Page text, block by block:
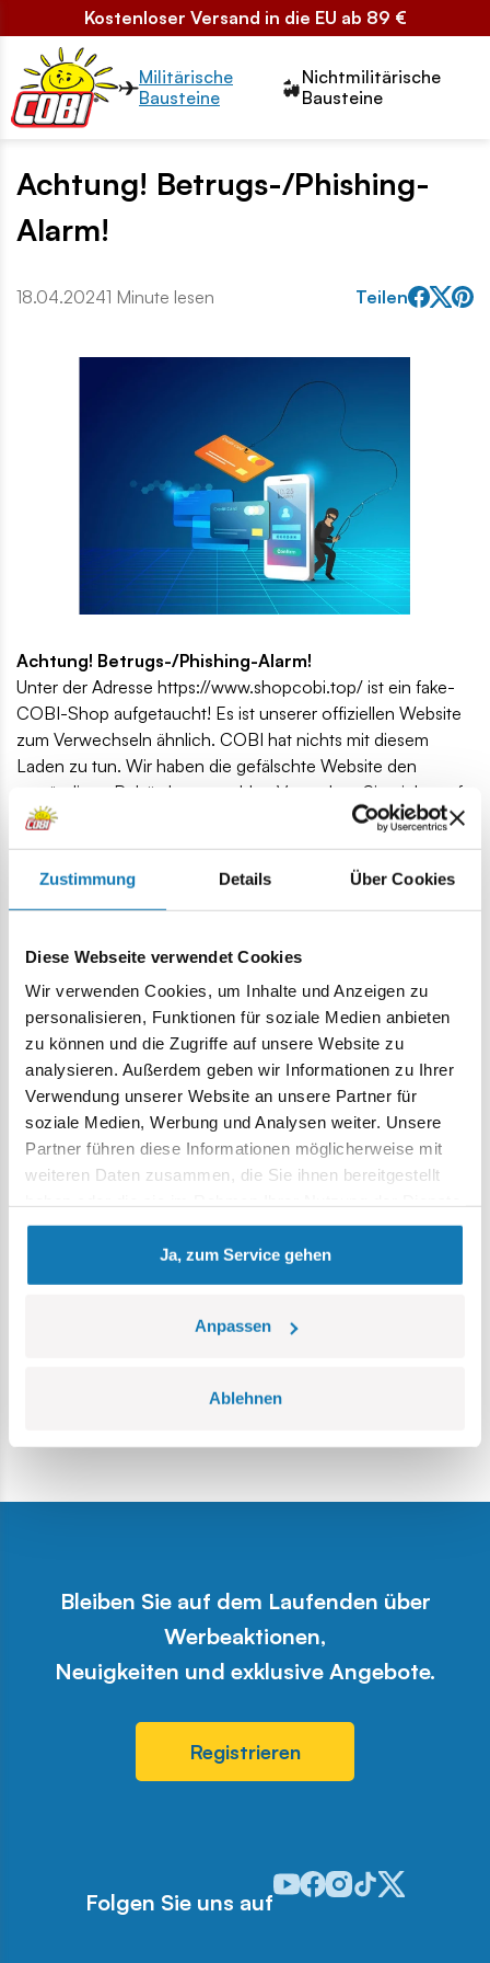
Zustimmung Details Über Cookies
Diese Webseite verwendet Cookies
Wir verwenden Cookies, um Inhalte und Anzeigen zu
personalisieren, Funktionen für soziale Medien anbieten
zu können und die Zugriffe auf unsere Website zu
analysieren. Außerdem geben wir Informationen zu Ihrer
Verwendung unserer Website an unsere Partner für
soziale Medien, Werbung und Analysen weiter. Unsere
Partner führen diese Informationen möglicherweise mit
weiteren Daten zusammen, die Sie ihnen bereitgestellt
gesammelt haben.
Ja, zum Service gehen
Anpassen
Ablehnen
Kostenloser Versand in die EU ab 89 €
Przełącznik segmentów2
Militärische
Bausteine
Nichtmilitärische
Bausteine
Achtung! Betrugs-/Phishing-
Alarm!
18.04.20241 Minute lesen Teilen
Achtung! Betrugs-/Phishing-Alarm!
Unter der Adresse https://www.shopcobi.top/ ist ein fake-
COBI-Shop aufgetaucht! Es ist unserer offiziellen Website
zum Verwechseln ähnlich. COBI hat nichts mit diesem
Laden zu tun. Wir haben die gefälschte Website den
zuständigen Behörden gemeldet. Versuchen Sie nicht, auf
dieser Website etwas zu bestellen! Wenn Sie Ihre
Kreditkartendaten in einem gefälschten Geschäft angeben,
verlieren Sie Geld! Kriminelle können Ihr Bankkonto
Shop!
einzukaufen! Überprüfen Sie Meinungen und Kommentare
zu Geschäften. Nutzen Sie Ihren gesunden
Menschenverstand – ein zu attraktives Angebot sollte Sie
wachsam machen! Wenn
Sie eine verdächtige Website mit COBI-Blöcken gefunden
haben, schreiben Sie uns an: klocki@cobi.pl Wir werden es
umgehend überprüfen!
Unsere offiziellen und sicheren Online-Shops finden Sie
https://cobi.pl
Bleiben Sie auf dem Laufenden über
Werbeaktionen,
Neuigkeiten und exklusive Angebote.
Registrieren
Folgen Sie uns auf
Odwiedź nasz profil w
Odwiedź nasz profil w
Odwiedź nasz profil w
Odwiedź nasz
Odwiedź nasz